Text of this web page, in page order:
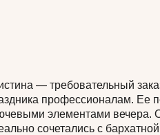
— требовательный
профессионалам. Ее
элементами вечера.
сочетались с